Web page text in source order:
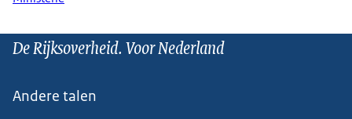
De Rijksoverheid. Voor Nederland
Andere talen